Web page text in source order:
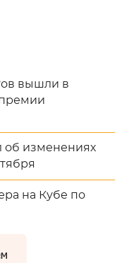
вышли в
об изменениях
на Кубе по